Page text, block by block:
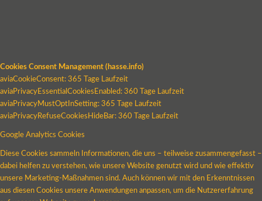
Cookies Consent Management (hasse.info)
aviaCookieConsent: 365 Tage Laufzeit
aviaPrivacyEssentialCookiesEnabled: 360 Tage Laufzeit
aviaPrivacyMustOptInSetting: 365 Tage Laufzeit
aviaPrivacyRefuseCookiesHideBar: 360 Tage Laufzeit
Google Analytics Cookies
Diese Cookies sammeln Informationen, die uns – teilweise zusammengefasst –
dabei helfen zu verstehen, wie unsere Website genutzt wird und wie effektiv
unsere Marketing-Maßnahmen sind. Auch können wir mit den Erkenntnissen
aus diesen Cookies unsere Anwendungen anpassen, um die Nutzererfahrung